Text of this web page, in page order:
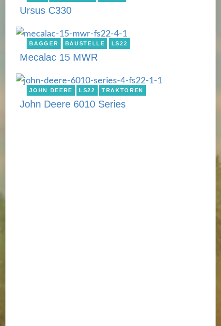
Ursus C330
BAGGER BAUSTELLE LS22
Mecalac 15 MWR
JOHN DEERE LS22 TRAKTOREN
John Deere 6010 Series